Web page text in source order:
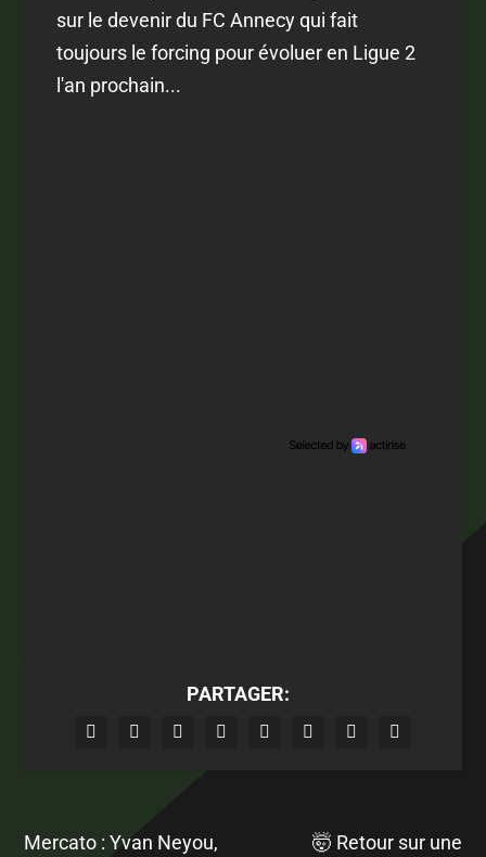
sur le devenir du FC Annecy qui fait
toujours le forcing pour évoluer en Ligue 2
l'an prochain...
PARTAGER:
Mercato : Yvan Neyou,
🤯 Retour sur une